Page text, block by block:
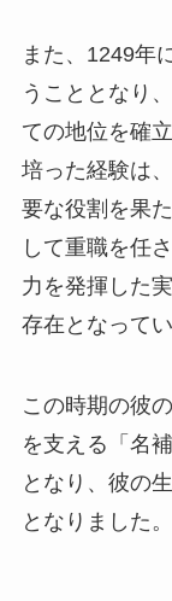
また、1249年
うこととなり
ての地位を確
培った経験は
要な役割を果
して重職を任
力を発揮した
存在となって
この時期の彼
を支える「名
となり、彼の
となりました。